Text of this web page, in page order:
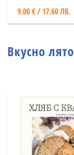
9.00 € / 17.60 ЛВ.
Вкусно лято